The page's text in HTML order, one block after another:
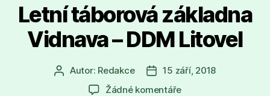
Letní táborová základna
Vidnava – DDM Litovel
Autor
příspěvku
Autor: Redakce
Datum
příspěvku
15 září, 2018
Žádné komentářeu